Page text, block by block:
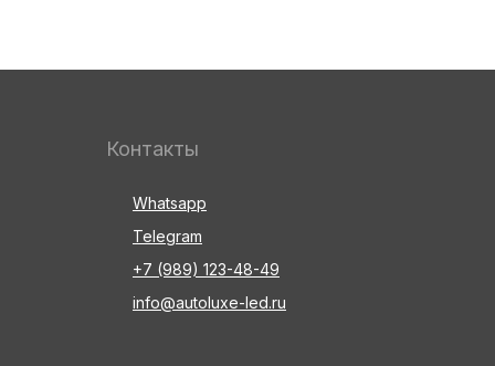
info@autoluxe-led.ru
Контакты
+7 (989) 123-48-49
Telegram
Whatsapp